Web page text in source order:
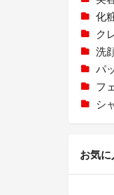
化
ク
洗
パ
フ
シ
お気